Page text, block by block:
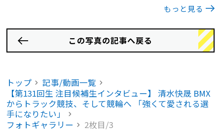
もっと見る
この写真の記事へ戻る
トップ
記事/動画一覧
【第131回生 注目候補生インタビュー】 清水快晟 BMX
からトラック競技、そして競輪へ 「強くて愛される選
手になりたい」
フォトギャラリー
2枚目/3